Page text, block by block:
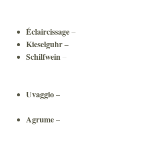
Éclaircissage–
Kieselguhr–
Schilfwein–
Uvaggio–
Agrume–